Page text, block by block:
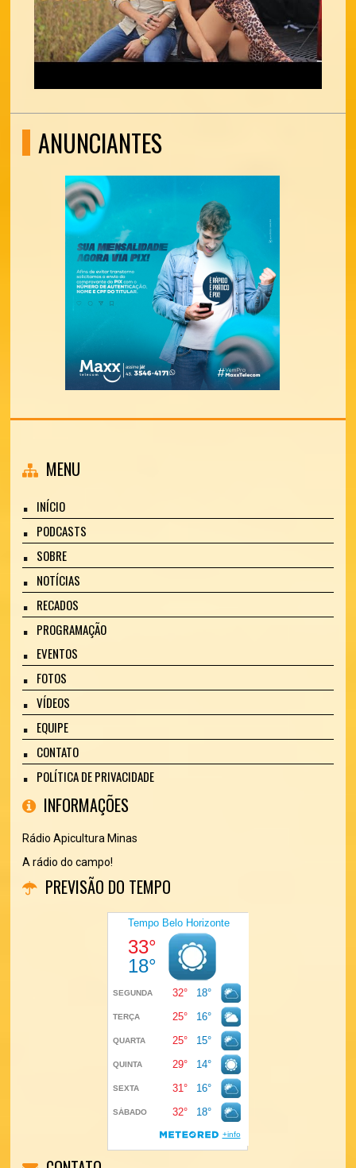
ANUNCIANTES
MENU
INÍCIO
PODCASTS
SOBRE
NOTÍCIAS
RECADOS
PROGRAMAÇÃO
EVENTOS
FOTOS
VÍDEOS
EQUIPE
CONTATO
POLÍTICA DE PRIVACIDADE
INFORMAÇÕES
Rádio Apicultura Minas
A rádio do campo!
PREVISÃO DO TEMPO